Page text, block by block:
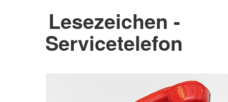
Lesezeichen -
Servicetelefon